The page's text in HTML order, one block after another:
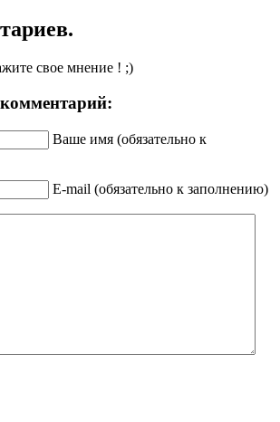
свое мнение ! ;)
Ваше имя (обязательно к
E-mail (обязательно к заполнению)